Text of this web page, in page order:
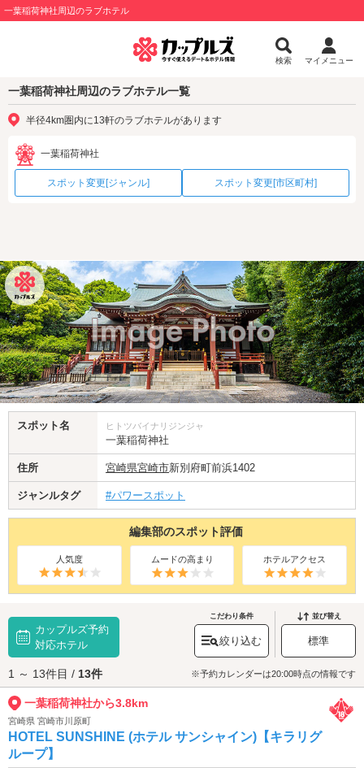
一葉稲荷神社周辺のラブホテル
検索 マイメニュー
一葉稲荷神社周辺のラブホテル一覧
半径4km圏内に13軒のラブホテルがあります
一葉稲荷神社
スポット変更[ジャンル] スポット変更[市区町村]
スポット名 ヒトツバイナリジンジャ
一葉稲荷神社
住所 宮崎県宮崎市新別府町前浜1402
ジャンルタグ #パワースポット
編集部のスポット評価
人気度 ムードの高まり ホテルアクセス
カップルズ予約
対応ホテル
こだわり条件
絞り込む
並び替え
標準
1 ～ 13件目 / 13件 ※予約カレンダーは20:00時点の情報です
一葉稲荷神社から3.8km
宮崎県 宮崎市川原町
HOTEL SUNSHINE (ホテル サンシャイン)【キラリグ
ループ】